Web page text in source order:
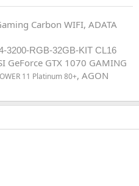
Carbon WIFI, ADATA
3200-RGB-32GB-KIT CL16
GeForce GTX 1070 GAMING
11 Platinum 80+, AGON